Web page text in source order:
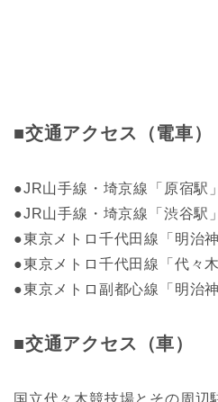
■交通アクセス（電車）
●JR山手線・埼京線「原宿駅
●JR山手線・埼京線「渋谷駅
●東京メトロ千代田線「明治
●東京メトロ千代田線「代々
●東京メトロ副都心線「明治
■交通アクセス（車）
国立代々木競技場とその周辺